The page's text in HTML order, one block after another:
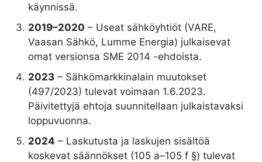
käynnissä.
2019–2020 – Useat sähköyhtiöt (VARE,
Vaasan Sähkö, Lumme Energia) julkaisevat
omat versionsa SME 2014 -ehdoista.
2023 – Sähkömarkkinalain muutokset
(497/2023) tulevat voimaan 1.6.2023.
Päivitettyjä ehtoja suunnitellaan julkaistavaksi
loppuvuonna.
2024 – Laskutusta ja laskujen sisältöä
koskevat säännökset (105 a–105 f §) tulevat